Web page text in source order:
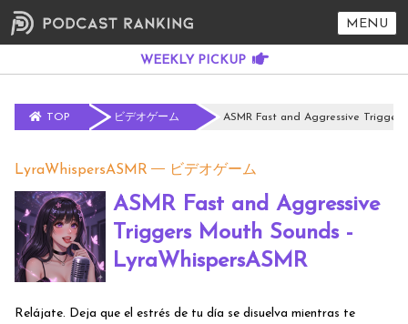
MENU
TOP ビデオゲーム ASMR Fast and Aggressive
LyraWhispersASMR ビデオゲーム
ASMR Fast and Aggressive
Triggers Mouth Sounds -
LyraWhispersASMR
Relájate. Deja que el estrés de tu día se disuelva mientras te